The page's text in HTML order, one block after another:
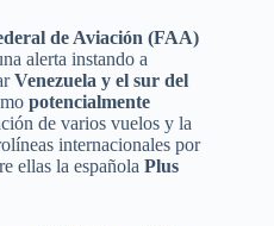
de Aviación (FAA)
alerta instando a
Venezuela y el sur del
potencialmente
de varios vuelos y la
internacionales por
ellas la española Plus